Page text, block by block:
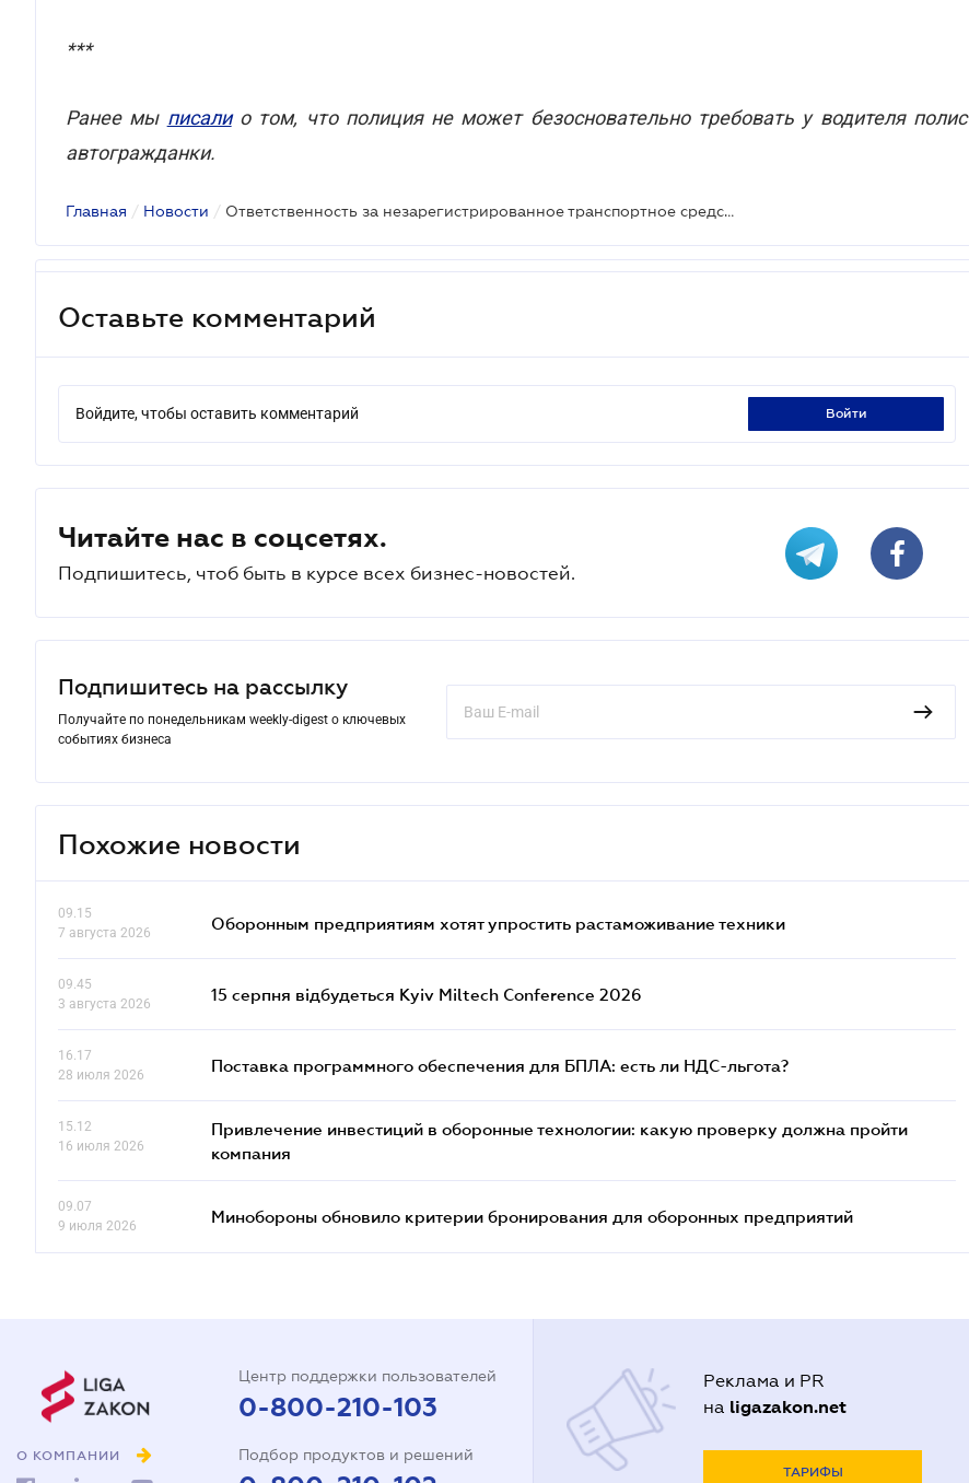
***
Ранее мы писалио том, что полиция не может безосновательно требовать у водителя полис
автогражданки.
Главная / Новости / Ответственность за незарегистрированное транспортное средство возникает в случае управления им
Оставьте комментарий
Войдите, чтобы оставить комментарий войти
Читайте нас в соцсетях.
Подпишитесь, чтоб быть в курсе всех бизнес-новостей.
Подпишитесь на рассылку
Получайте по понедельникам weekly-digest о ключевых
событиях бизнеса
Похожие новости
09.15
7 августа 2026
Оборонным предприятиям хотят упростить растаможивание техники
09.45
3 августа 2026
15 серпня відбудеться Kyiv Miltech Conference 2026
16.17
28 июля 2026
Поставка программного обеспечения для БПЛА: есть ли НДС-льгота?
15.12
16 июля 2026
Привлечение инвестиций в оборонные технологии: какую проверку должна пройти
компания
09.07
9 июля 2026
Минобороны обновило критерии бронирования для оборонных предприятий
О КОМПАНИИ
Центр поддержки пользователей
0-800-210-103
Подбор продуктов и решений
Реклама и PR
на ligazakon.net
ТАРИФЫ